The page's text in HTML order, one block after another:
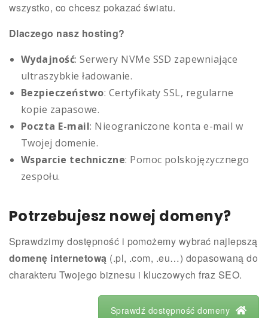
wszystko, co chcesz pokazać światu.
Dlaczego nasz hosting?
Wydajność: Serwery NVMe SSD zapewniające
ultraszybkie ładowanie.
Bezpieczeństwo: Certyfikaty SSL, regularne
kopie zapasowe.
Poczta E-mail: Nieograniczone konta e-mail w
Twojej domenie.
Wsparcie techniczne: Pomoc polskojęzycznego
zespołu.
Potrzebujesz nowej domeny?
Sprawdzimy dostępność i pomożemy wybrać najlepszą
domenę internetową (.pl, .com, .eu…) dopasowaną do
charakteru Twojego biznesu i kluczowych fraz SEO.
Sprawdź dostępność domeny